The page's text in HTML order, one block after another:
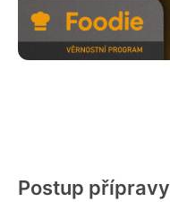
Postup přípravy